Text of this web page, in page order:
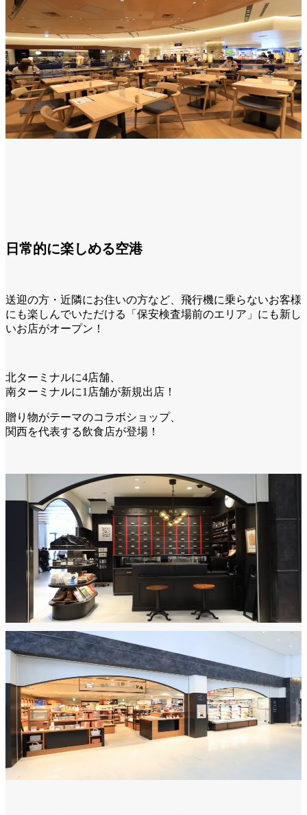
日常的に楽しめる空港
送迎の方・近隣にお住いの方など、飛行機に乗らないお客様
にも楽しんでいただける「保安検査場前のエリア」にも新し
いお店がオープン！
北ターミナルに4店舗、
南ターミナルに1店舗が新規出店！
贈り物がテーマのコラボショップ、
関西を代表する飲食店が登場！